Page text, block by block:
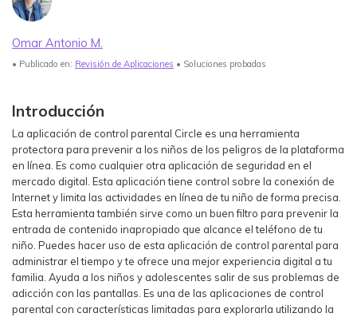
Ver Más >
Guía del Usuario
search
Omar Antonio M.
• Publicado en: Revisión de Aplicaciones • Soluciones probadas
Introducción
La aplicación de control parental Circle es una herramienta
protectora para prevenir a los niños de los peligros de la plataforma
en línea. Es como cualquier otra aplicación de seguridad en el
mercado digital. Esta aplicación tiene control sobre la conexión de
Internet y limita las actividades en línea de tu niño de forma precisa.
Esta herramienta también sirve como un buen filtro para prevenir la
entrada de contenido inapropiado que alcance el teléfono de tu
niño. Puedes hacer uso de esta aplicación de control parental para
administrar el tiempo y te ofrece una mejor experiencia digital a tu
familia. Ayuda a los niños y adolescentes salir de sus problemas de
adicción con las pantallas. Es una de las aplicaciones de control
parental con características limitadas para explorarla utilizando la